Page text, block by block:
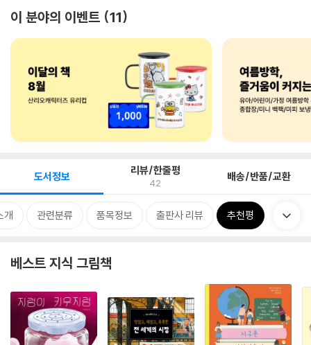
이 분야의 이벤트 11
도서정보 리뷰/한줄평
42 배송/반품/교환
개 관련분류 품목정보 출판사 리뷰 추천평
베스트 지식 그림책